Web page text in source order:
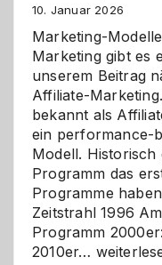
10. Januar 2026
Marketing-
Marketing gibt es
unserem Beitrag
Affiliate-
bekannt als
ein performance-
Modell. Historisch
Programm das
Programme
Zeitstrahl 1996
Programm
2010er… Affiliate-